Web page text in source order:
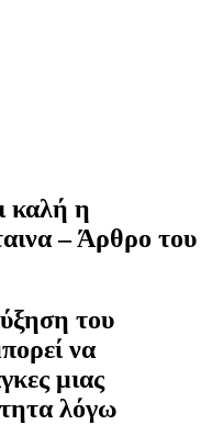
καλή η
– Άρθρο του
του
να
μιας
λόγω